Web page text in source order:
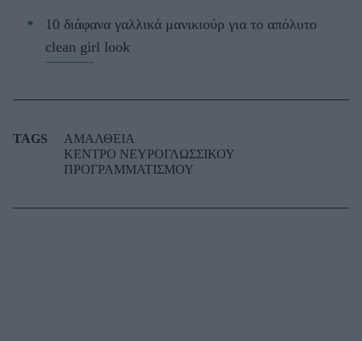
10 διάφανα γαλλικά μανικιούρ για το απόλυτο
clean girl look
TAGS
ΑΜΑΛΘΕΙΑ
ΚΕΝΤΡΟ ΝΕΥΡΟΓΛΩΣΣΙΚΟΥ
ΠΡΟΓΡΑΜΜΑΤΙΣΜΟΥ